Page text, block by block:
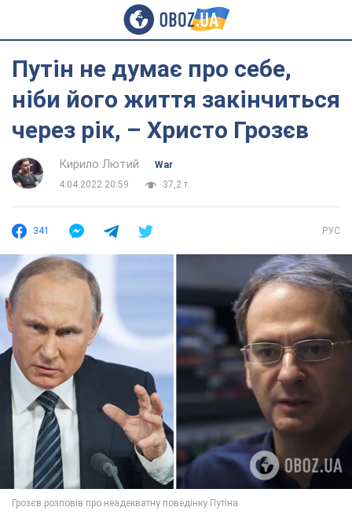
Путін не думає про себе,
ніби його життя закінчиться
через рік, – Христо Грозєв
Кирило Лютий
War
4.04.2022 20:59
37,2 т.
341 РУС